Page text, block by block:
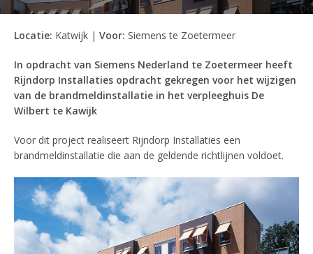
Locatie: Katwijk | Voor: Siemens te Zoetermeer
In opdracht van Siemens Nederland te Zoetermeer heeft
Rijndorp Installaties opdracht gekregen voor het wijzigen
van de brandmeldinstallatie in het verpleeghuis De
Wilbert te Kawijk
Voor dit project realiseert Rijndorp Installaties een
brandmeldinstallatie die aan de geldende richtlijnen voldoet.